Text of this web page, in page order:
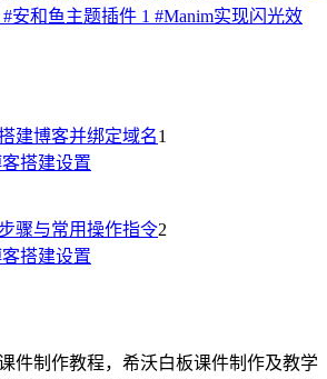
#安和鱼主题插件 1 #Manim实现闪光效
建博客并绑定域名1
搭建设置
骤与常用操作指令2
搭建设置
件制作教程，希沃白板课件制作及教学